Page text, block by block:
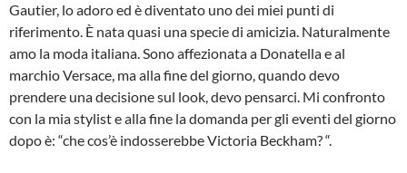
Gautier, lo adoro ed è diventato uno dei miei punti di
riferimento. È nata quasi una specie di amicizia. Naturalmente
amo la moda italiana. Sono affezionata a Donatella e al
marchio Versace, ma alla fine del giorno, quando devo
prendere una decisione sul look, devo pensarci. Mi confronto
con la mia stylist e alla fine la domanda per gli eventi del giorno
dopo è: “che cos’è indosserebbe Victoria Beckham? “.